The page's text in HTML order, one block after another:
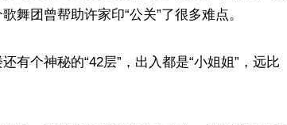
舞团曾帮助许家印“公关”了很多难点。
有个神秘的“42层”，出入都是“小姐姐”，远比